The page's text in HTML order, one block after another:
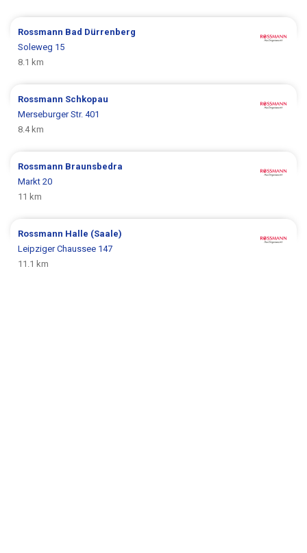
Rossmann Bad Dürrenberg
Soleweg 15
8.1 km
Rossmann Schkopau
Merseburger Str. 401
8.4 km
Rossmann Braunsbedra
Markt 20
11 km
Rossmann Halle (Saale)
Leipziger Chaussee 147
11.1 km